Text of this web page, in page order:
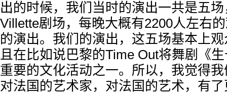
出的时候，我们当时的演出一共是五
Villette剧场，每晚大概有2200人左右
的演出。我们的演出，这五场基本上
且在比如说巴黎的Time Out将舞剧《
重要的文化活动之一。所以，我觉得
对法国的艺术家，对法国的艺术，有